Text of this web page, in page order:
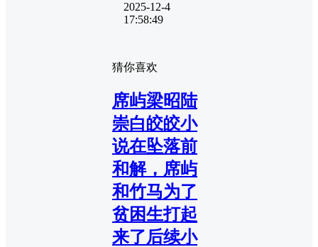
2025-12-4
17:58:49
猜你喜欢
席屿梁昭陆
崇白皎皎小
说在坠落前
和解，席屿
和竹马为了
贫困生打起
来了后续小